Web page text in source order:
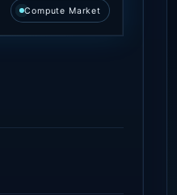
Compute Market